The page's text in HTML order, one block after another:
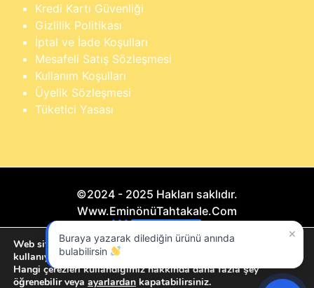
Kredi Kartı Güvenliği
Gizlilik Politikası
İptal ve İade Koşulları
Mesafeli Satış Sözleşmesi
Kullanım Koşulları
Üyelik Sözleşmesi
Tüketici Yasası
©2024 - 2025 Hakları saklıdır.
Www.EminönüTahtakale.Com
Bu website "Sosyal Megapixel" projesidir.
×
Buraya yazarak dilediğin ürünü anında
bulabilirsin
Web sitemizde size en iyi deneyimi sunmak için çerezleri
kullanıyoruz.
Hangi çerezleri kullandığımız hakkında daha fazla şey
öğrenebilir veya ayarlardan kapatabilirsiniz.